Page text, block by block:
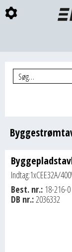
Indtag:1xCEE32A/
Best. nr.: 18-216-0
DB nr.:2036332